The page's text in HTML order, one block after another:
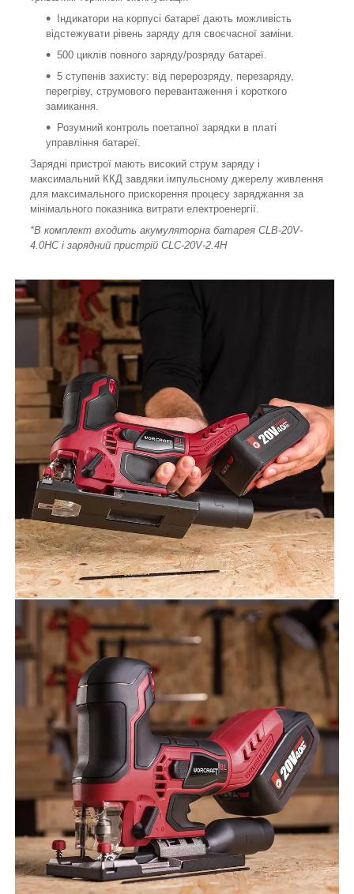
Індикатори на корпусі батареї дають можливість
відстежувати рівень заряду для своєчасної заміни.
500 циклів повного заряду/розряду батареї.
5 ступенів захисту: від перерозряду, перезаряду,
перегріву, струмового перевантаження і короткого
замикання.
Розумний контроль поетапної зарядки в платі
управління батареї.
Зарядні пристрої мають високий струм заряду і
максимальний ККД завдяки імпульсному джерелу живлення
для максимального прискорення процесу заряджання за
мінімального показника витрати електроенергії.
*В комплект входить акумуляторна батарея CLB-20V-
4.0HC і зарядний пристрій CLC-20V-2.4H